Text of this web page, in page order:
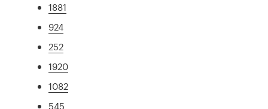
1881
924
252
1920
1082
545